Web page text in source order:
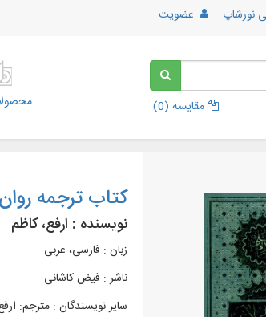
نورشاپ عضویت
مقایسه (0
)
کتاب ترجمه
نویسنده : ارفع، کاظم
زبان : فارسی، عربی
ناشر : فيض کاشانی
سایر نویسندگان : مترجم: